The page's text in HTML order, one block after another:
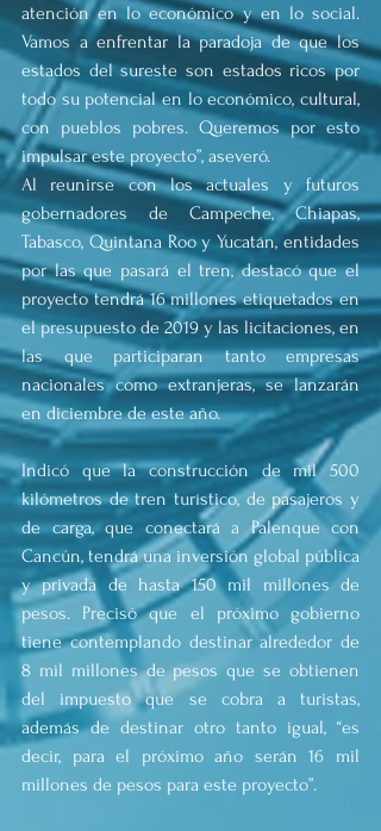
atención en lo económico y en lo social.
Vamos a enfrentar la paradoja de que los
estados del sureste son estados ricos por
todo su potencial en lo económico, cultural,
con pueblos pobres. Queremos por esto
impulsar este proyecto”, aseveró.
Al reunirse con los actuales y futuros
gobernadores de Campeche, Chiapas,
Tabasco, Quintana Roo y Yucatán, entidades
por las que pasará el tren, destacó que el
proyecto tendrá 16 millones etiquetados en
el presupuesto de 2019 y las licitaciones, en
las que participaran tanto empresas
nacionales como extranjeras, se lanzarán
en diciembre de este año.
Indicó que la construcción de mil 500
kilómetros de tren turístico, de pasajeros y
de carga, que conectará a Palenque con
Cancún, tendrá una inversión global pública
y privada de hasta 150 mil millones de
pesos. Precisó que el próximo gobierno
tiene contemplando destinar alrededor de
8 mil millones de pesos que se obtienen
del impuesto que se cobra a turistas,
además de destinar otro tanto igual, “es
decir, para el próximo año serán 16 mil
millones de pesos para este proyecto”.